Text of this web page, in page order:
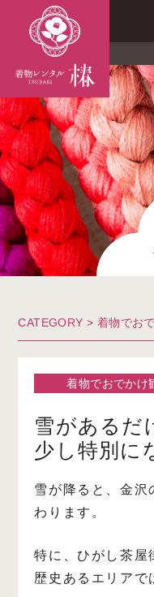
CATEGORY > 着物でお
着物でおでかけ
雪があるだ
少し特別に
雪が降ると、金沢
わります。
特に、ひがし茶屋
歴史あるエリアで